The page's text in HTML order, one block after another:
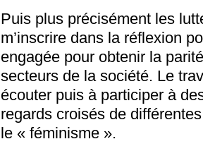
Puis plus précisément les
m’inscrire dans la réflexion
engagée pour obtenir la
secteurs de la société. Le
écouter puis à participer à
regards croisés de
le « féminisme ».